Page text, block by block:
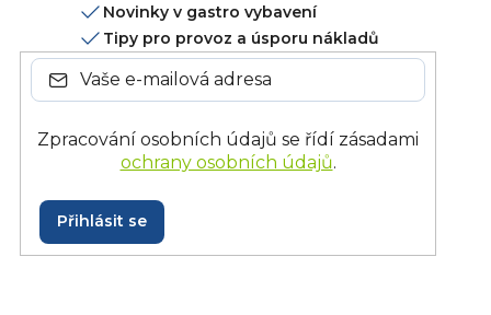
Novinky v gastro vybavení
Tipy pro provoz a úsporu nákladů
Zpracování osobních údajů se řídí zásadami
ochrany osobních údajů.
Přihlásit se